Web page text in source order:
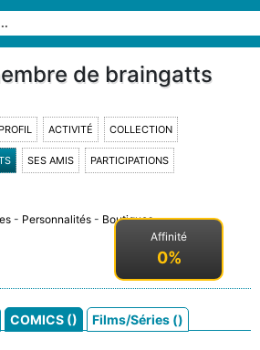
de braingatts
PROFIL ACTIVITÉ COLLECTION
SES AMIS PARTICIPATIONS
Affinité
0%
- Personnalités- Boutiques
COMICS () Films/Séries ()